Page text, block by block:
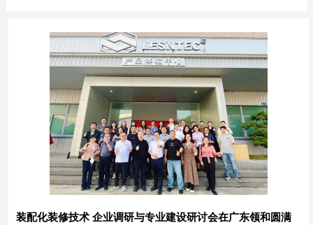
装配化装修技术 企业调研与专业建设研讨会在广东领和圆满